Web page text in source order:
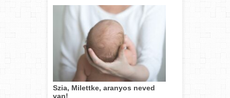
Szia, Milettke, aranyos neved
van!